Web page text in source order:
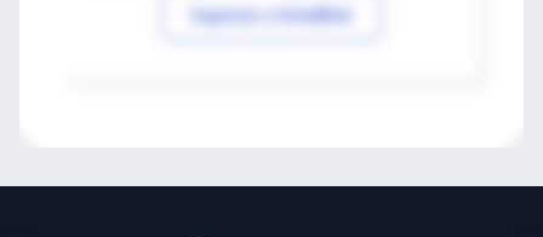
Ingresar a IntraMed